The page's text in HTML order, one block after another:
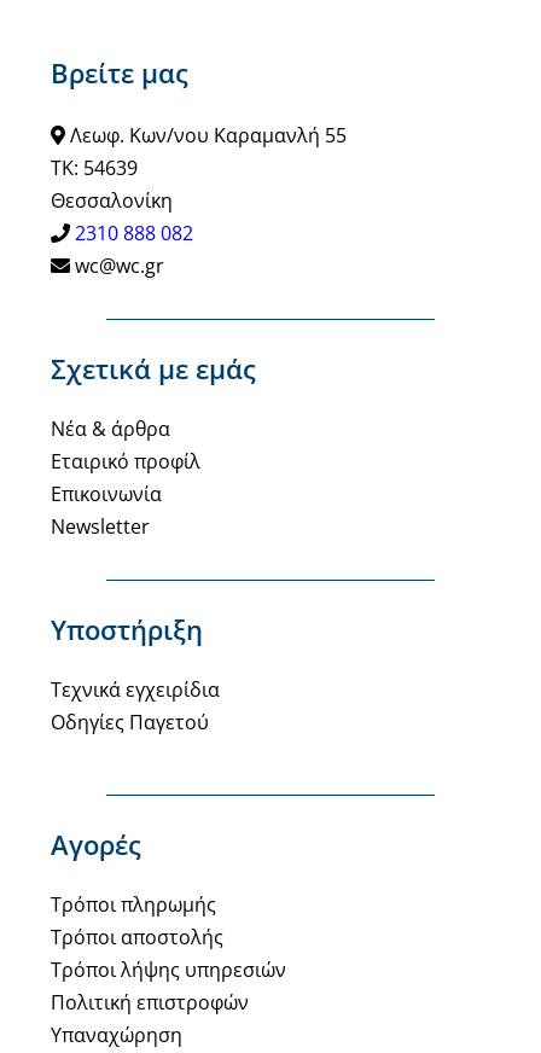
Βρείτε μας
Λεωφ. Κων/νου Καραμανλή 55
ΤΚ: 54639
Θεσσαλονίκη
2310 888 082
wc@wc.gr
Σχετικά με εμάς
Νέα & άρθρα
Εταιρικό προφίλ
Επικοινωνία
Newsletter
Υποστήριξη
Τεχνικά εγχειρίδια
Οδηγίες Παγετού
Αγορές
Τρόποι πληρωμής
Τρόποι αποστολής
Τρόποι λήψης υπηρεσιών
Πολιτική επιστροφών
Υπαναχώρηση